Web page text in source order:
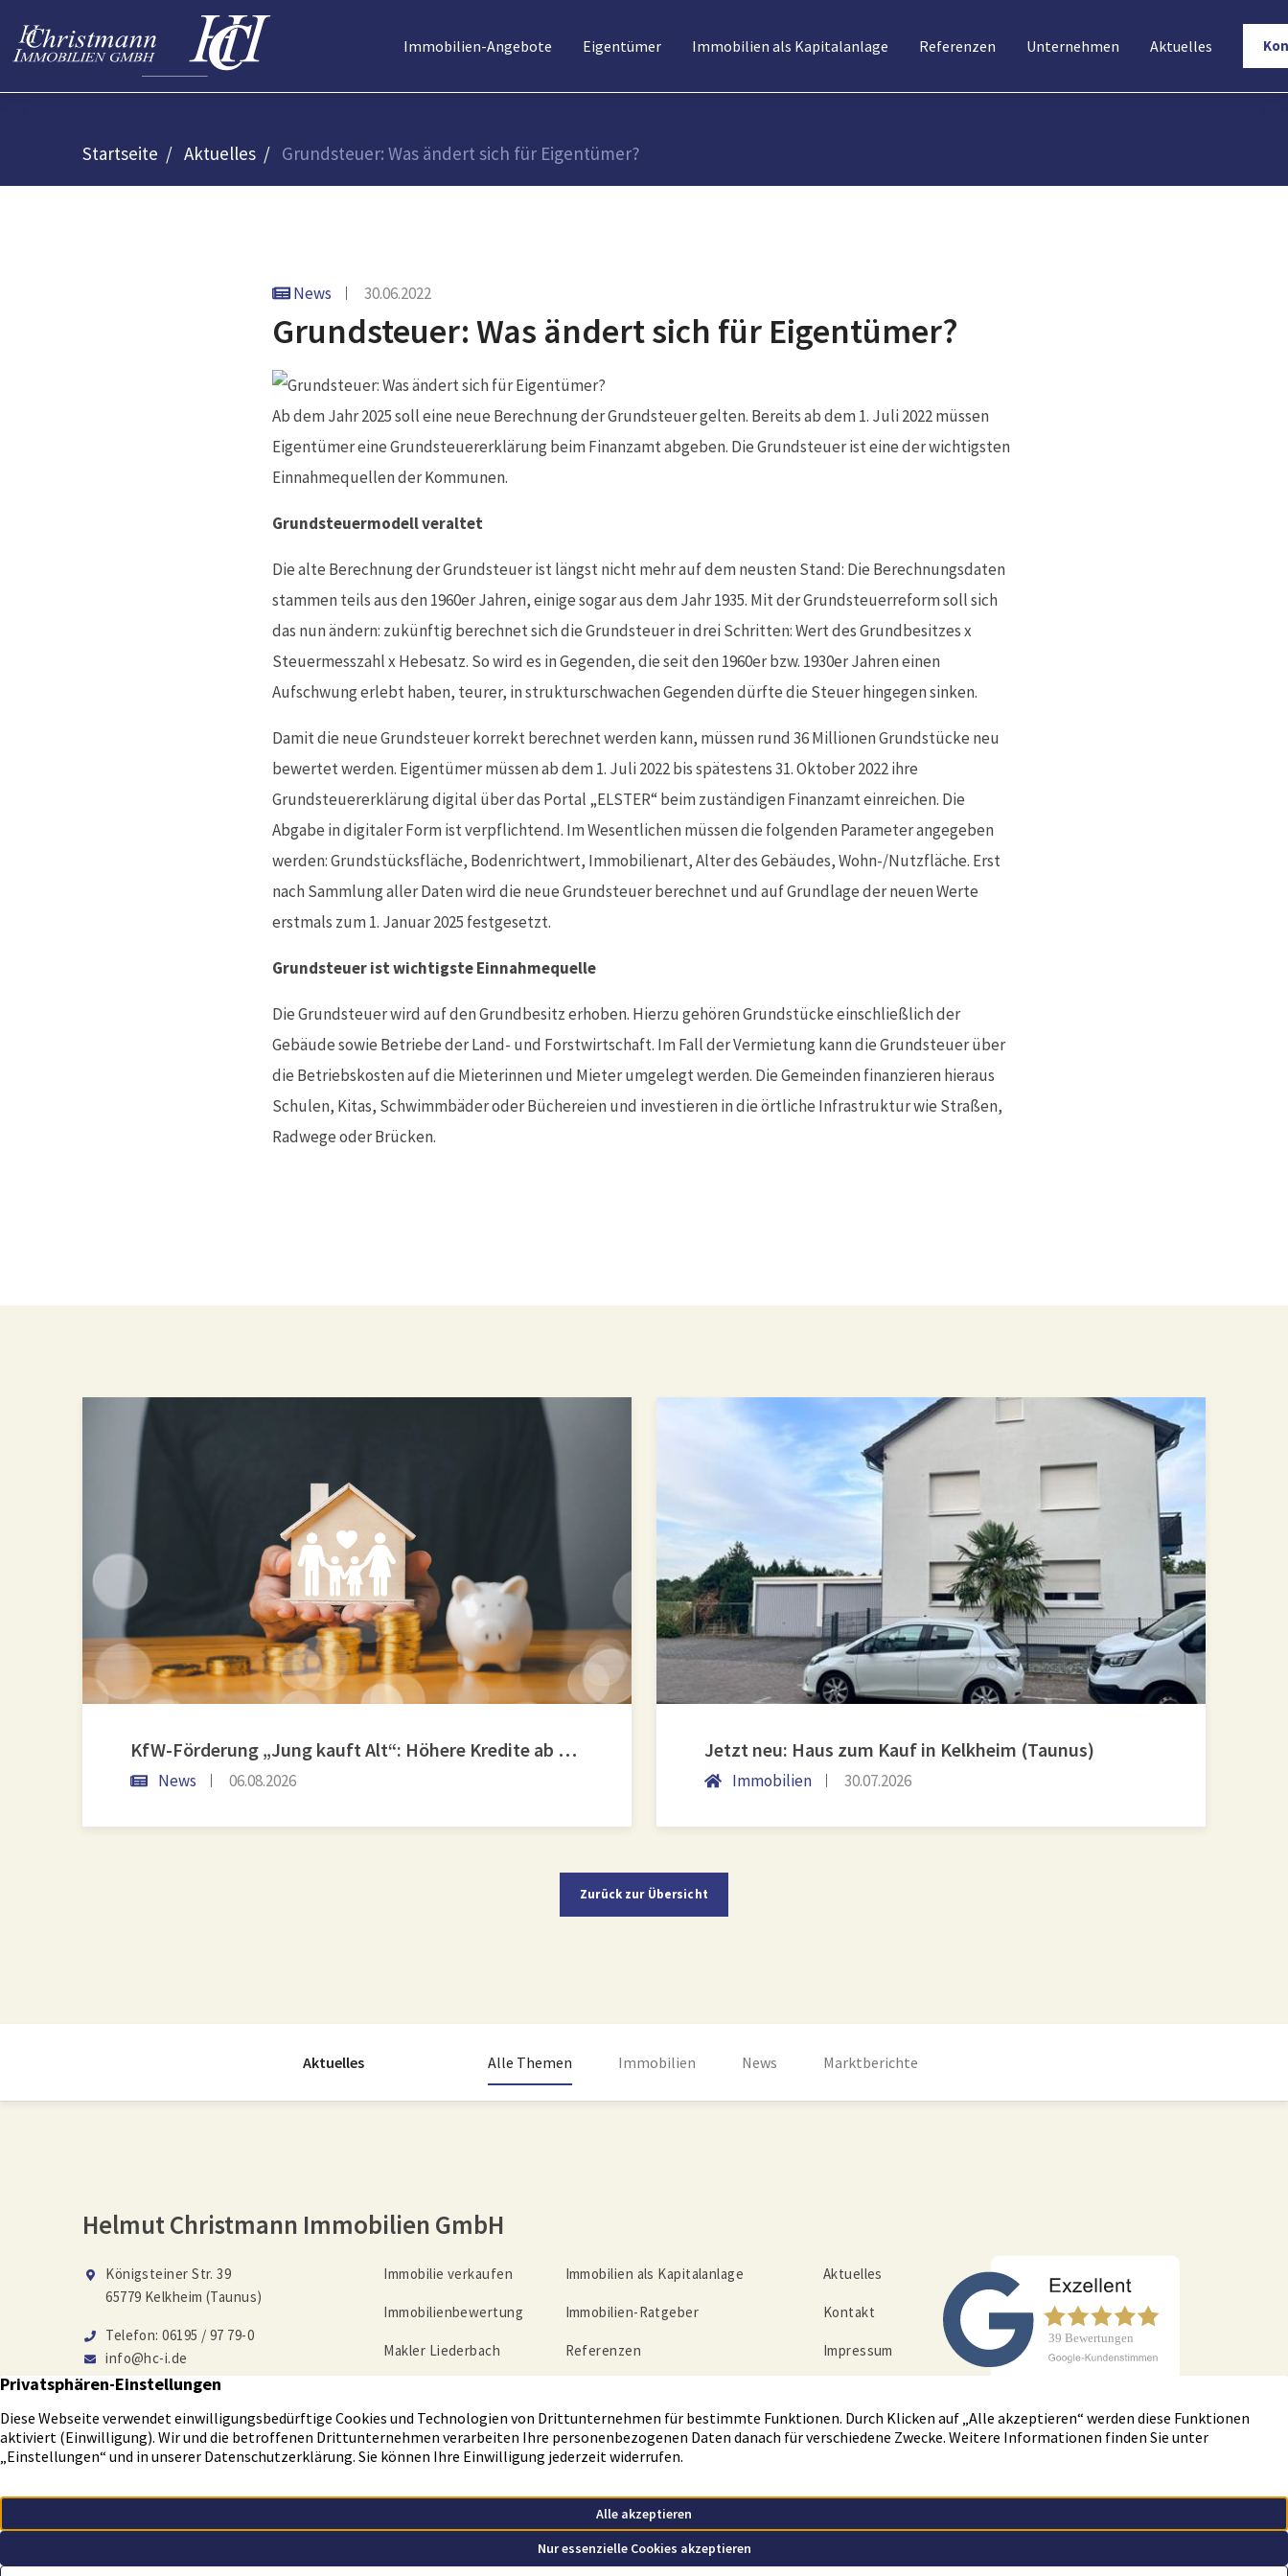
Immobilien-Angebote Eigentümer Immobilien als Kapitalanlage Referenzen Unternehmen Aktuelles
Startseite Aktuelles Grundsteuer: Was ändert sich für Eigentümer?
News 30.06.2022
Grundsteuer: Was ändert sich für Eigentümer?
Ab dem Jahr 2025 soll eine neue Berechnung der Grundsteuer gelten. Bereits ab dem 1. Juli 2022 müssen
Eigentümer eine Grundsteuererklärung beim Finanzamt abgeben. Die Grundsteuer ist eine der wichtigsten
Einnahmequellen der Kommunen.
Grundsteuermodell veraltet
Die alte Berechnung der Grundsteuer ist längst nicht mehr auf dem neusten Stand: Die Berechnungsdaten
stammen teils aus den 1960er Jahren, einige sogar aus dem Jahr 1935. Mit der Grundsteuerreform soll sich
das nun ändern: zukünftig berechnet sich die Grundsteuer in drei Schritten: Wert des Grundbesitzes x
Steuermesszahl x Hebesatz. So wird es in Gegenden, die seit den 1960er bzw. 1930er Jahren einen
Aufschwung erlebt haben, teurer, in strukturschwachen Gegenden dürfte die Steuer hingegen sinken.
Damit die neue Grundsteuer korrekt berechnet werden kann, müssen rund 36 Millionen Grundstücke neu
bewertet werden. Eigentümer müssen ab dem 1. Juli 2022 bis spätestens 31. Oktober 2022 ihre
Grundsteuererklärung digital über das Portal „ELSTER“ beim zuständigen Finanzamt einreichen. Die
Abgabe in digitaler Form ist verpflichtend. Im Wesentlichen müssen die folgenden Parameter angegeben
werden: Grundstücksfläche, Bodenrichtwert, Immobilienart, Alter des Gebäudes, Wohn-/Nutzfläche. Erst
nach Sammlung aller Daten wird die neue Grundsteuer berechnet und auf Grundlage der neuen Werte
erstmals zum 1. Januar 2025 festgesetzt.
Grundsteuer ist wichtigste Einnahmequelle
Die Grundsteuer wird auf den Grundbesitz erhoben. Hierzu gehören Grundstücke einschließlich der
Gebäude sowie Betriebe der Land- und Forstwirtschaft. Im Fall der Vermietung kann die Grundsteuer über
die Betriebskosten auf die Mieterinnen und Mieter umgelegt werden. Die Gemeinden finanzieren hieraus
Schulen, Kitas, Schwimmbäder oder Büchereien und investieren in die örtliche Infrastruktur wie Straßen,
Radwege oder Brücken.
KfW-Förderung „Jung kauft Alt“: Höhere Kredite ab August 2026
News 06.08.2026
Jetzt neu: Haus zum Kauf in Kelkheim (Taunus)
Immobilien 30.07.2026
Zurück zur Übersicht
Aktuelles Alle Themen Immobilien News Marktberichte
Helmut Christmann Immobilien GmbH
Königsteiner Str. 39
65779 Kelkheim (Taunus)
Telefon: 06195 / 97 79-0
info@hc-i.de
Auf Facebook folgen
Immobilie verkaufen Immobilien als Kapitalanlage Aktuelles
Immobilienbewertung Immobilien-Ratgeber Kontakt
Makler Liederbach Referenzen Impressum
z
Tippgeber